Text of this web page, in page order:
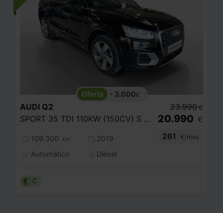
- 3.000€
AUDI Q2
SPORT 35 TDI 110KW (150CV) S TRONIC
109.300 km
2019
Automático
Diésel
23.990 €
20.990 €
261
€/mes
C